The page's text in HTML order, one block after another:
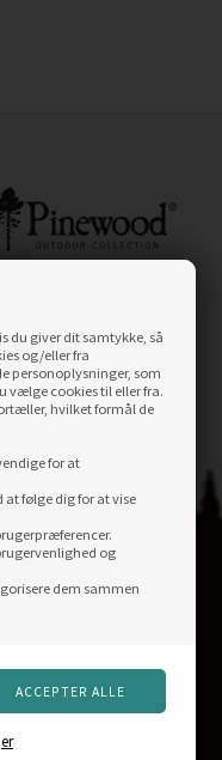
du giver dit samtykke, så
og/eller fra
personoplysninger, som
vælge cookies til eller fra.
hvilket formål de
for at
følge dig for at vise
og
dem sammen